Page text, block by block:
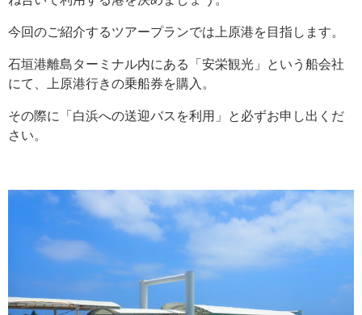
今回のご紹介するツアープランでは上原港を目指します。
石垣港離島ターミナル内にある「安栄観光」という船会社
にて、上原港行きの乗船券を購入。
その際に「白浜への送迎バスを利用」と必ずお申し出くだ
さい。